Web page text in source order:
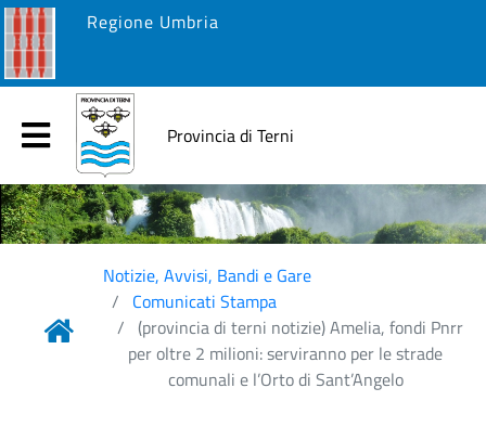
Regione Umbria
Provincia di Terni
Notizie, Avvisi, Bandi e Gare
Comunicati Stampa
(provincia di terni notizie) Amelia, fondi Pnrr
per oltre 2 milioni: serviranno per le strade
comunali e l’Orto di Sant’Angelo